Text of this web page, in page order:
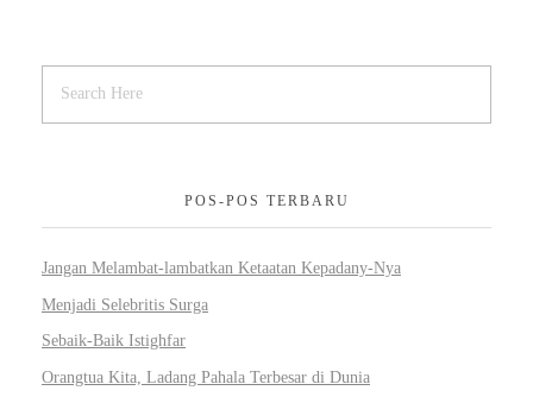
POS-POS TERBARU
Jangan Melambat-lambatkan Ketaatan Kepadany-Nya
Menjadi Selebritis Surga
Sebaik-Baik Istighfar
Orangtua Kita, Ladang Pahala Terbesar di Dunia